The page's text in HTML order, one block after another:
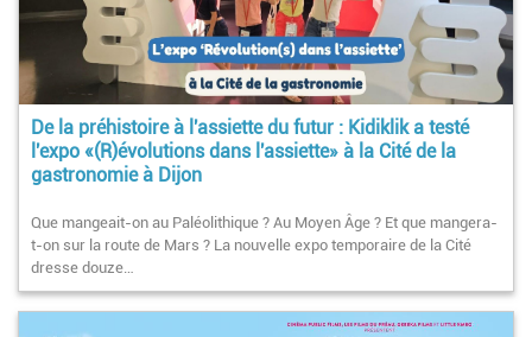
De la préhistoire à l'assiette du futur : Kidiklik a testé
l'expo «(R)évolutions dans l'assiette» à la Cité de la
gastronomie à Dijon
Que mangeait-on au Paléolithique ? Au Moyen Âge ? Et que mangera-
t-on sur la route de Mars ? La nouvelle expo temporaire de la Cité
dresse douze…